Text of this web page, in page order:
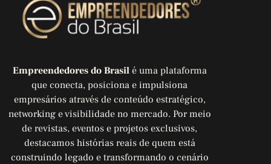
Empreendedores do Brasilé uma plataforma
que conecta, posiciona e impulsiona
empresários através de conteúdo estratégico,
networking e visibilidade no mercado. Por meio
de revistas, eventos e projetos exclusivos,
destacamos histórias reais de quem está
construindo legado e transformando o cenário